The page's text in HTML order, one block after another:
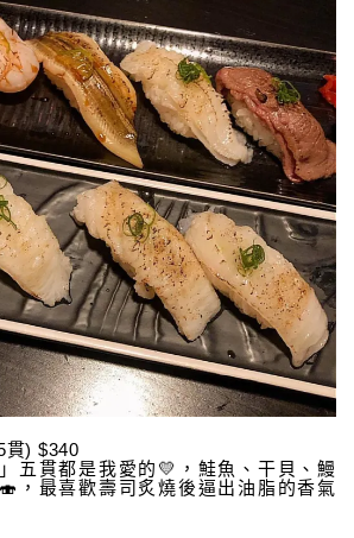
貫) $340
五貫都是我愛的💛，鮭魚、干貝、鰻
，最喜歡壽司炙燒後逼出油脂的香氣